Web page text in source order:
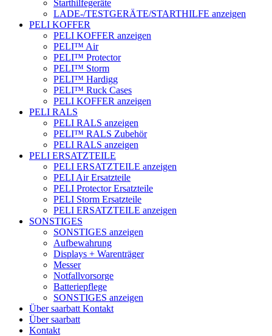
Starthilfegeräte
LADE-/TESTGERÄTE/STARTHILFE anzeigen
PELI KOFFER
PELI KOFFER anzeigen
PELI™ Air
PELI™ Protector
PELI™ Storm
PELI™ Hardigg
PELI™ Ruck Cases
PELI KOFFER anzeigen
PELI RALS
PELI RALS anzeigen
PELI™ RALS Zubehör
PELI RALS anzeigen
PELI ERSATZTEILE
PELI ERSATZTEILE anzeigen
PELI Air Ersatzteile
PELI Protector Ersatzteile
PELI Storm Ersatzteile
PELI ERSATZTEILE anzeigen
SONSTIGES
SONSTIGES anzeigen
Aufbewahrung
Displays + Warenträger
Messer
Notfallvorsorge
Batteriepflege
SONSTIGES anzeigen
Über saarbatt Kontakt
Über saarbatt
Kontakt